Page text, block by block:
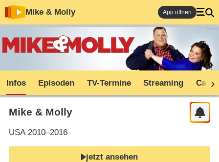
Mike & Molly App öffnen
Infos Episoden TV-Termine Streaming Cast
Mike & Molly
USA2010–2016
jetzt ansehen